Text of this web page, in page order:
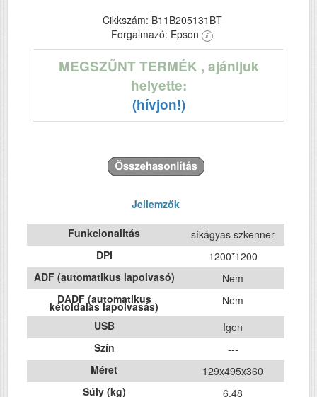
Cikkszám: B11B205131BT
Forgalmazó: Epson
MEGSZŰNT TERMÉK , ajánljuk
helyette:
(hívjon!)
Jellemzők
Funkcionalitás
síkágyas szkenner
DPI
1200*1200
ADF (automatikus lapolvasó)
Nem
DADF (automatikus
kétoldalas lapolvasás)
Nem
USB
Igen
Szín
---
Méret
129x495x360
Súly (kg)
6.48